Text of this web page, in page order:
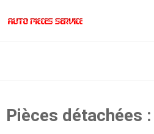
Pièces détachées